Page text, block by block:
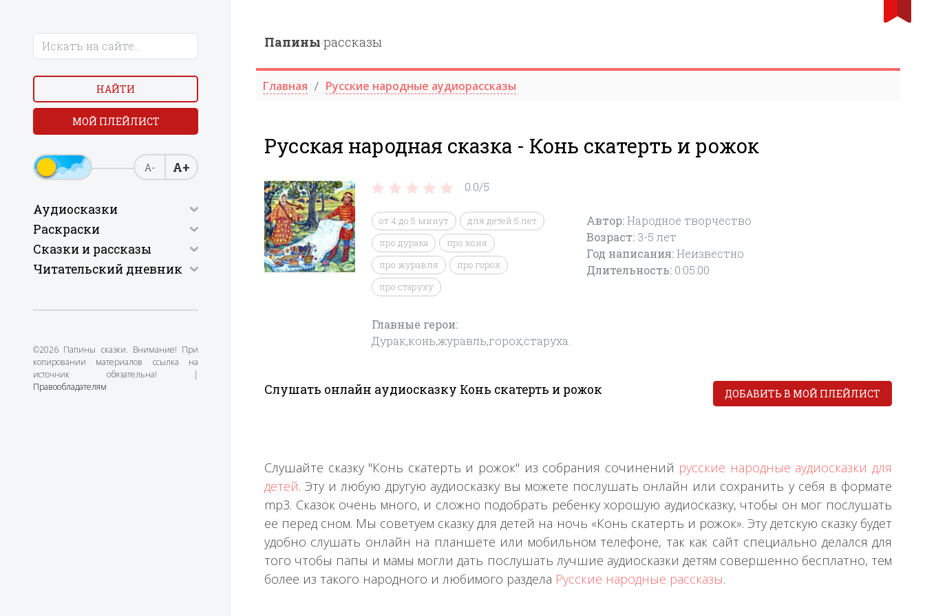
НАЙТИ
МОЙ ПЛЕЙЛИСТ
А- А+
Аудиосказки
Раскраски
Сказки и рассказы
Читательский дневник
©2026 Папины сказки. Внимание! При
копировании материалов ссылка на
источник обязательна! |
Правообладателям
Папины рассказы
Главная Русские народные аудиорассказы
Русская народная сказка - Конь скатерть и рожок
0.0/5
от 4 до 5 минут
для детей 5 лет
про дурака
про коня
про журавля
про горох
про старуху
Главные герои:
Дурак,конь,журавль,горох,старуха.
Автор:Народное творчество
Возраст: 3-5 лет
Год написания:Неизвестно
Длительность: 0:05:00
Слушать онлайн аудиосказку Конь скатерть и рожок ДОБАВИТЬ В МОЙ ПЛЕЙЛИСТ
Слушайте сказку "Конь скатерть и рожок" из собрания сочинений русские народные аудиосказки для
детей. Эту и любую другую аудиосказку вы можете послушать онлайн или сохранить у себя в формате
mp3. Сказок очень много, и сложно подобрать ребенку хорошую аудиосказку, чтобы он мог послушать
ее перед сном. Мы советуем сказку для детей на ночь «Конь скатерть и рожок». Эту детскую сказку будет
удобно слушать онлайн на планшете или мобильном телефоне, так как сайт специально делался для
того чтобы папы и мамы могли дать послушать лучшие аудиосказки детям совершенно бесплатно, тем
более из такого народного и любимого раздела Русские народные рассказы.